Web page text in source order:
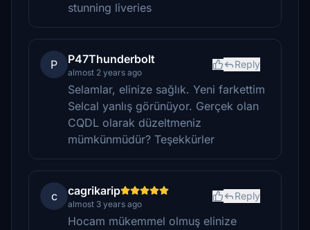
stunning liveries
P P47Thunderbolt
almost 2 years ago
Reply
Selamlar, elinize sağlık. Yeni farkettim
Selcal yanlış görünüyor. Gerçek olan
CQDL olarak düzeltmeniz
mümkünmüdür? Teşekkürler
c cagrikarip
almost 3 years ago
Reply
Hocam mükemmel olmuş elinize